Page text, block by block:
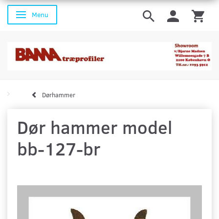
Skifte navigation
Menu
Dørhammer
Dør hammer model
bb-127-br